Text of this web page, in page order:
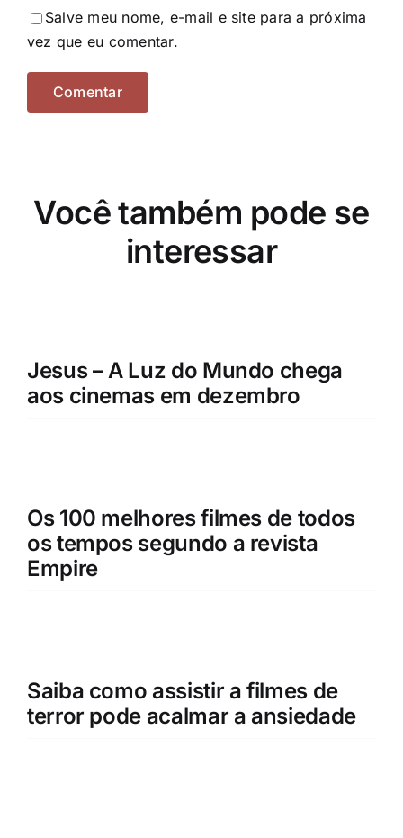
Salve meu nome, e-mail e site para a próxima
vez que eu comentar.
Você também pode se
interessar
Jesus – A Luz do Mundo chega
aos cinemas em dezembro
Os 100 melhores filmes de todos
os tempos segundo a revista
Empire
Saiba como assistir a filmes de
terror pode acalmar a ansiedade